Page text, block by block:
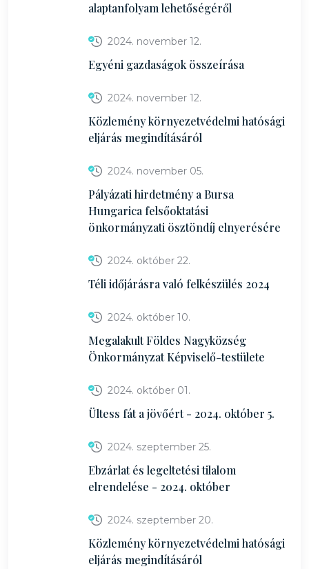
alaptanfolyam lehetőségéről
2024. november 12.
Egyéni gazdaságok összeírása
2024. november 12.
Közlemény környezetvédelmi hatósági
eljárás megindításáról
2024. november 05.
Pályázati hirdetmény a Bursa
Hungarica felsőoktatási
önkormányzati ösztöndíj elnyerésére
2024. október 22.
Téli időjárásra való felkészülés 2024
2024. október 10.
Megalakult Földes Nagyközség
Önkormányzat Képviselő-testülete
2024. október 01.
Ültess fát a jövőért - 2024. október 5.
2024. szeptember 25.
Ebzárlat és legeltetési tilalom
elrendelése - 2024. október
2024. szeptember 20.
Közlemény környezetvédelmi hatósági
eljárás megindításáról